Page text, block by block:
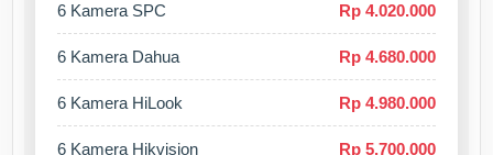
6 Kamera SPC Rp 4.020.000
6 Kamera Dahua Rp 4.680.000
6 Kamera HiLook Rp 4.980.000
6 Kamera Hikvision Rp 5.700.000